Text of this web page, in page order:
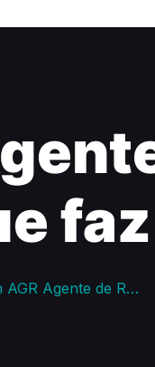
faz
de Registro e o que faz